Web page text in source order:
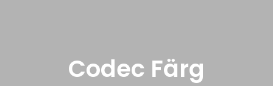
Codec Färg